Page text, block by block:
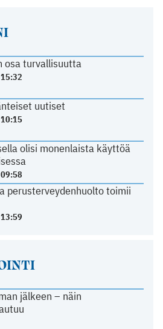
osa turvallisuutta
uutiset
olisi monenlaista käyttöä
perusterveydenhuolto toimii
jälkeen – näin